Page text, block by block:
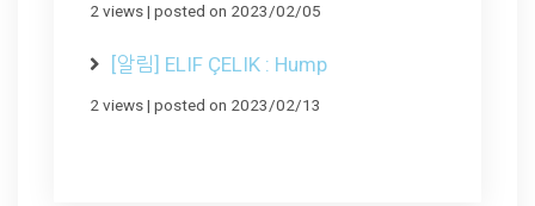
2 views| posted on 2023/02/05
[알림] ELIF ÇELIK : Hump
2 views| posted on 2023/02/13